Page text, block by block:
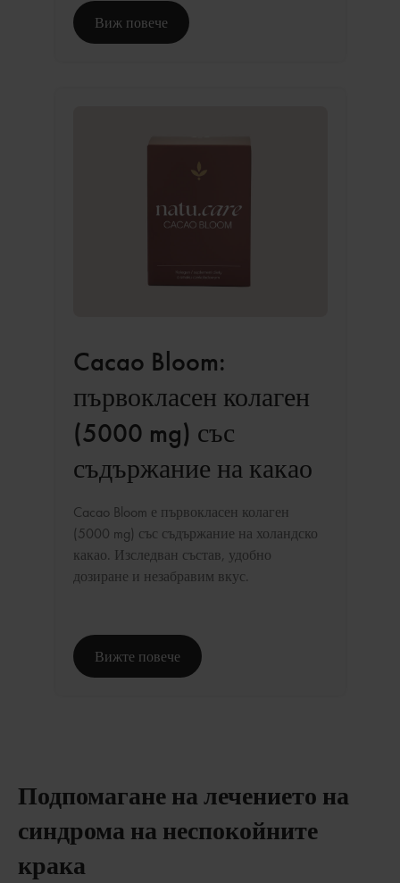
Виж повече
Cacao Bloom:
първокласен колаген
(5000 mg) със
съдържание на какао
Cacao Bloom е първокласен колаген
(5000 mg) със съдържание на холандско
какао. Изследван състав, удобно
дозиране и незабравим вкус.
Вижте повече
Подпомагане на лечението на
синдрома на неспокойните
крака